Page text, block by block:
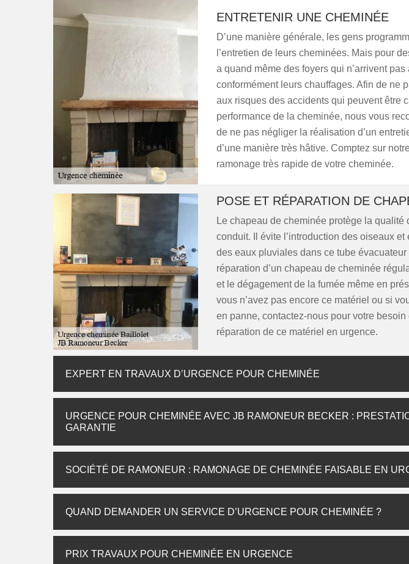
ENTRETENIR UNE CHEMINÉE
D’une manière générale, les gens
l’entretien de leurs cheminées. Mais pour
a quand même des foyers qui n’arrivent pas
conformément leurs chauffages. Afin de ne
aux risques des accidents qui peuvent être
performance de la cheminée, nous vous
de ne pas négliger la réalisation d’un
d’une manière très hâtive. Comptez sur
ramonage très rapide de votre cheminée.
POSE ET RÉPARATION DE
Le chapeau de cheminée protège la qualité
conduit. Il évite l’introduction des oiseaux
des eaux pluviales dans ce tube
réparation d’un chapeau de cheminée
et le dégagement de la fumée même en
vous n’avez pas encore ce matériel ou si
en panne, contactez-nous pour votre besoin
réparation de ce matériel en urgence.
EXPERT EN TRAVAUX D’URGENCE POUR CHEMINÉE
URGENCE POUR CHEMINÉE AVEC JB RAMONEUR BECKER :
GARANTIE
SOCIÉTÉ DE RAMONEUR : RAMONAGE DE CHEMINÉE FAISABLE EN
QUAND DEMANDER UN SERVICE D’URGENCE POUR CHEMINÉE ?
PRIX TRAVAUX POUR CHEMINÉE EN URGENCE